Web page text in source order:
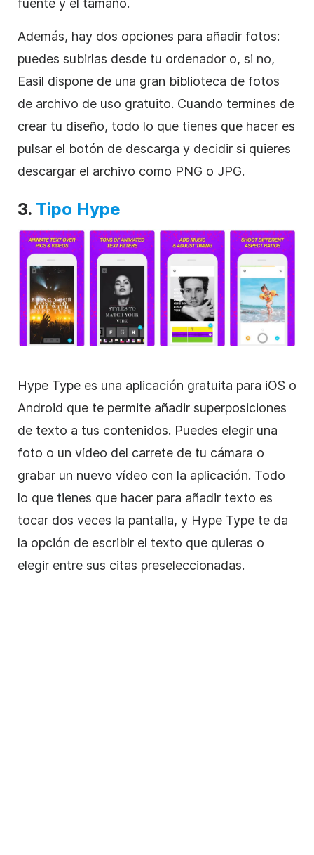
fuente y el tamaño.
Además, hay dos opciones para añadir fotos:
puedes subirlas desde tu ordenador o, si no,
Easil dispone de una gran biblioteca de fotos
de archivo de uso gratuito. Cuando termines de
crear tu diseño, todo lo que tienes que hacer es
pulsar el botón de descarga y decidir si quieres
descargar el archivo como PNG o JPG.
3. Tipo Hype
Hype Type es una aplicación gratuita para iOS o
Android que te permite añadir superposiciones
de texto a tus contenidos. Puedes elegir una
foto o un vídeo del carrete de tu cámara o
grabar un nuevo vídeo con la aplicación. Todo
lo que tienes que hacer para añadir texto es
tocar dos veces la pantalla, y Hype Type te da
la opción de escribir el texto que quieras o
elegir entre sus citas preseleccionadas.